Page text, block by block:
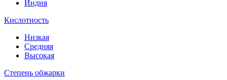
Индия
Кислотность
Низкая
Средняя
Высокая
Степень обжарки